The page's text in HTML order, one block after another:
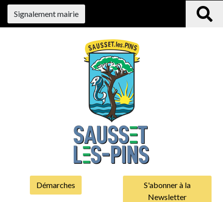
Signalement mairie
Démarches
S'abonner à la
Newsletter